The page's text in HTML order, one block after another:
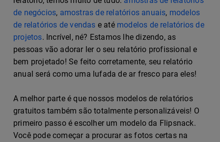
de negócios, amostras de relatórios anuais, modelos
de relatórios de vendas e até modelos de relatórios de
projetos. Incrível, né? Estamos lhe dizendo, as
pessoas vão adorar ler o seu relatório profissional e
bem projetado! Se feito corretamente, seu relatório
anual será como uma lufada de ar fresco para eles!
A melhor parte é que nossos modelos de relatórios
gratuitos também são totalmente personalizáveis! O
primeiro passo é escolher um modelo da Flipsnack.
Você pode começar a procurar as fotos certas na